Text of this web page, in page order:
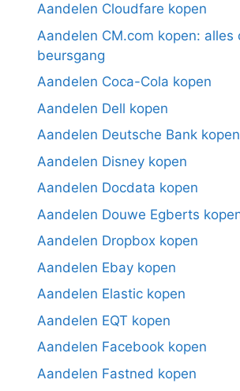
Aandelen Cloudfare kopen
Aandelen CM.com kopen: alles
beursgang
Aandelen Coca-Cola kopen
Aandelen Dell kopen
Aandelen Deutsche Bank kopen
Aandelen Disney kopen
Aandelen Docdata kopen
Aandelen Douwe Egberts
Aandelen Dropbox kopen
Aandelen Ebay kopen
Aandelen Elastic kopen
Aandelen EQT kopen
Aandelen Facebook kopen
Aandelen Fastned kopen